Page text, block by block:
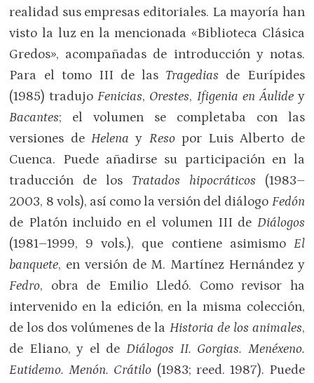
realidad sus empresas editoriales. La mayoría han
visto la luz en la mencionada «Biblioteca Clásica
Gredos», acompañadas de introducción y notas.
Para el tomo III de las Tragedias de Eurípides
(1985) tradujoFenicias, Orestes, Ifigenia en Áulidey
Bacantes; el volumen se completaba con las
versiones de Helena y Resopor Luis Alberto de
Cuenca. Puede añadirse su participación en la
traducción de los Tratados hipocráticos (1983–
2003, 8 vols), así como la versión del diálogo Fedón
de Platón incluido en el volumen III de Diálogos
(1981–1999, 9 vols.), que contiene asimismo El
banquete, en versión de M. Martínez Hernández y
Fedro, obra de Emilio Lledó. Como revisor ha
intervenido en la edición, en la misma colección,
de los dos volúmenes de la Historia de los animales,
de Eliano, y el deDiálogos II. Gorgias. Menéxeno.
Eutidemo. Menón. Crátilo (1983; reed. 1987). Puede